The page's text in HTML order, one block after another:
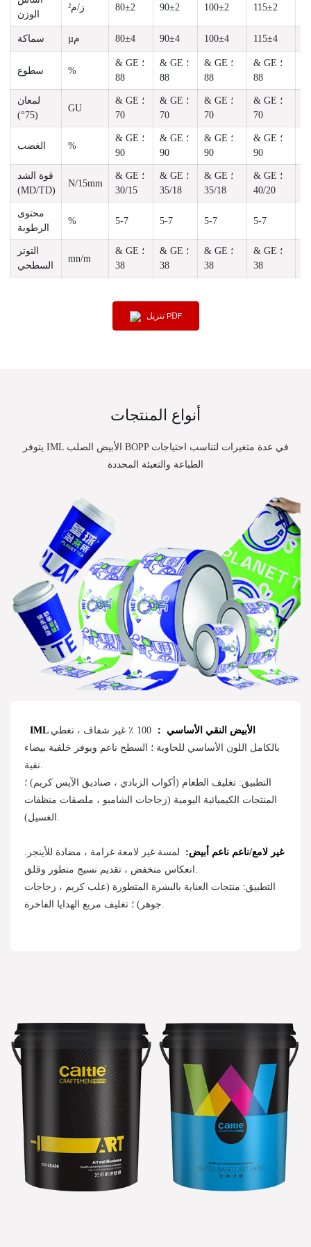
الوزن
ز/م² 80±2 90±2 100±2 115±2
سماكة µم 80±4 90±4 100±4 115±4
سطوع %
& GE ؛
88
& GE ؛
88
& GE ؛
88
& GE ؛
88
لمعان
(75°)
GU
& GE ؛
70
& GE ؛
70
& GE ؛
70
& GE ؛
70
الغضب %
& GE ؛
90
& GE ؛
90
& GE ؛
90
& GE ؛
90
قوة الشد
(MD/TD)
N/15mm
& GE ؛
30/15
& GE ؛
35/18
& GE ؛
35/18
& GE ؛
40/20
محتوى
الرطوبة
% 5-7 5-7 5-7 5-7
التوتر
السطحي
mn/m
& GE ؛
38
& GE ؛
38
& GE ؛
38
& GE ؛
38
تنزيل PDF
أنواع المنتجات
يتوفر IML الأبيض الصلب BOPP في عدة متغيرات لتناسب احتياجات
الطباعة والتعبئة المحددة
IML الأبيض النقي الأساسي ：
100 ٪ غير شفاف ، تغطي
بالكامل اللون الأساسي للحاوية ؛ السطح ناعم ويوفر خلفية بيضاء
التطبيق: تغليف الطعام (أكواب الزبادي ، صناديق الآيس كريم) ؛
المنتجات الكيميائية اليومية (زجاجات الشامبو ، ملصقات منظفات
غير لامع/ناعم ناعم أبيض: لمسة غير لامعة غرامة ، مضادة للأينجر.
التطبيق: منتجات العناية بالبشرة المتطورة (علب كريم ، زجاجات